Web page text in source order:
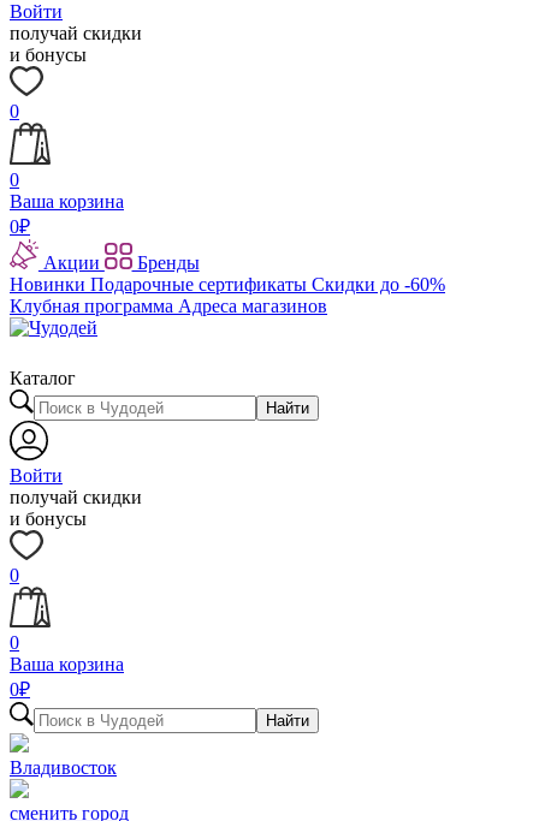
Войти
получай скидки
и бонусы
0
0
Ваша корзина
0₽
Акции
Бренды
Новинки Подарочные сертификаты Скидки до -60%
Клубная программа Адреса магазинов
Каталог
Найти
Войти
получай скидки
и бонусы
0
0
Ваша корзина
0₽
Найти
Владивосток
сменить город